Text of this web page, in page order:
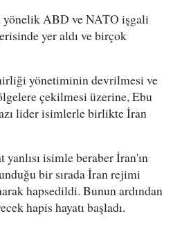
yönelik ABD ve NATO işgali
yer aldı ve birçok
yönetiminin devrilmesi ve
çekilmesi üzerine, Ebu
lider isimlerle birlikte İran
isimle beraber İran'ın
bir sırada İran rejimi
hapsedildi. Bunun ardından
hapis hayatı başladı.